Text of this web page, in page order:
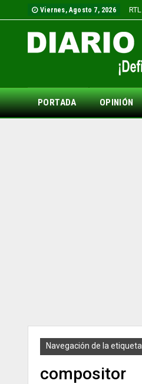
Viernes, Agosto 7, 2026 RTL
PORTADA OPINIÓN
Navegación de la etiqueta
compositor